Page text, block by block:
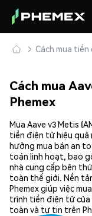
Cách mua
Cách mua
Phemex
Mua Aave v3 Metis
tiền điện tử hiệu
hưởng mua bán an
toán linh hoạt, bao
nhà cung cấp bên
toàn thế giới. Nền
Phemex giúp việc
trình tiền điện tử của
toàn và tự tin trên